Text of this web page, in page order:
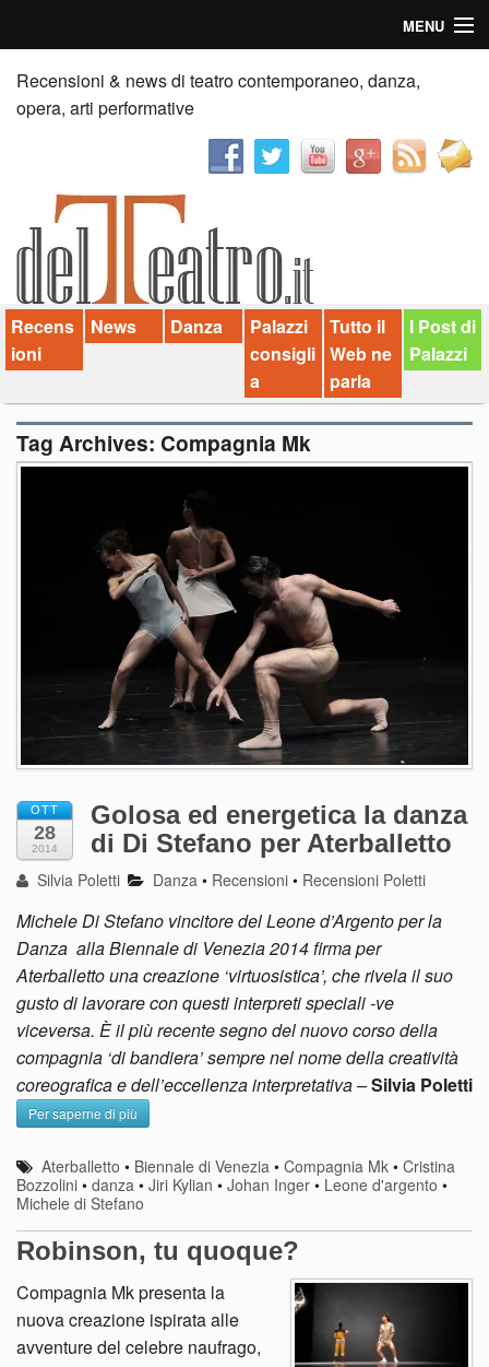
MENU
Home
Recensioni
News
Palazzi consiglia
Video
Chi siamo
Contatti
Recensioni & news di teatro contemporaneo, danza,
opera, arti performative
Recens
ioni
News Danza
Palazzi
consigli
a
Tutto il
Web ne
parla
I Post di
Palazzi
Tag Archives: Compagnia Mk
OTT
28
2014
Golosa ed energetica la danza
di Di Stefano per Aterballetto
Silvia Poletti Danza • Recensioni • Recensioni Poletti
Michele Di Stefano vincitore del Leone d’Argento per la
Danza alla Biennale di Venezia 2014 firma per
Aterballetto una creazione ‘virtuosistica’, che rivela il suo
gusto di lavorare con questi interpreti speciali -ve
viceversa. È il più recente segno del nuovo corso della
compagnia ‘di bandiera’ sempre nel nome della creatività
coreografica e dell’eccellenza interpretativa –Silvia Poletti
Per saperne di più
Aterballetto • Biennale di Venezia •Compagnia Mk •Cristina
Bozzolini • danza • Jiri Kylian • Johan Inger • Leone d'argento •
Michele di Stefano
Robinson, tu quoque?
Compagnia Mk presenta la
nuova creazione ispirata alle
avventure del celebre naufrago,